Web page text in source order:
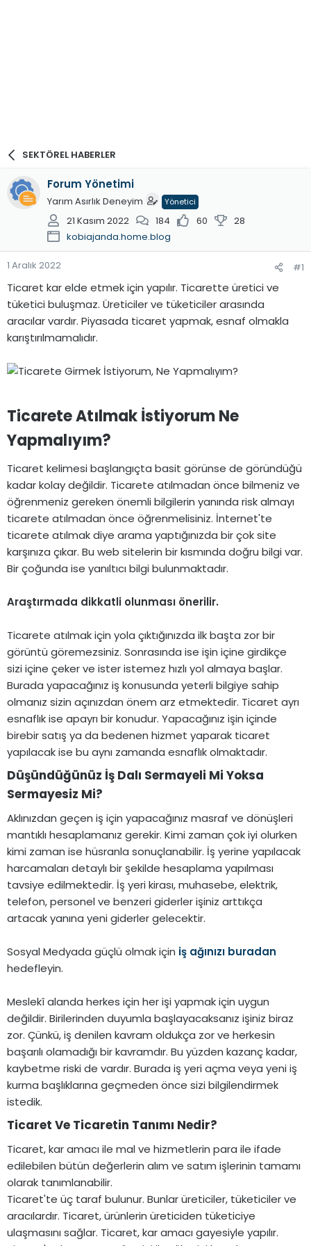
SEKTÖREL HABERLER
Forum Yönetimi
Yarım Asırlık Deneyim Yönetici
21 Kasım 2022 184 60
28
kobiajanda.home.blog
1 Aralık 2022 #1
Ticaret kar elde etmek için yapılır. Ticarette üretici ve
tüketici buluşmaz. Üreticiler ve tüketiciler arasında
aracılar vardır. Piyasada ticaret yapmak, esnaf olmakla
karıştırılmamalıdır.
Ticarete Atılmak İstiyorum Ne
Yapmalıyım?​
Ticaret kelimesi başlangıçta basit görünse de göründüğü
kadar kolay değildir. Ticarete atılmadan önce bilmeniz ve
öğrenmeniz gereken önemli bilgilerin yanında risk almayı
ticarete atılmadan önce öğrenmelisiniz. İnternet'te
ticarete atılmak diye arama yaptığınızda bir çok site
karşınıza çıkar. Bu web sitelerin bir kısmında doğru bilgi var.
Bir çoğunda ise yanıltıcı bilgi bulunmaktadır.
Araştırmada dikkatli olunması önerilir.
Ticarete atılmak için yola çıktığınızda ilk başta zor bir
görüntü göremezsiniz. Sonrasında ise işin içine girdikçe
sizi içine çeker ve ister istemez hızlı yol almaya başlar.
Burada yapacağınız iş konusunda yeterli bilgiye sahip
olmanız sizin açınızdan önem arz etmektedir. Ticaret ayrı
esnaflık ise apayrı bir konudur. Yapacağınız işin içinde
birebir satış ya da bedenen hizmet yaparak ticaret
yapılacak ise bu aynı zamanda esnaflık olmaktadır.
Düşündüğünüz İş Dalı Sermayeli Mi Yoksa
Sermayesiz Mi?​
Aklınızdan geçen iş için yapacağınız masraf ve dönüşleri
mantıklı hesaplamanız gerekir. Kimi zaman çok iyi olurken
kimi zaman ise hüsranla sonuçlanabilir. İş yerine yapılacak
harcamaları detaylı bir şekilde hesaplama yapılması
tavsiye edilmektedir. İş yeri kirası, muhasebe, elektrik,
telefon, personel ve benzeri giderler işiniz arttıkça
artacak yanına yeni giderler gelecektir.
Sosyal Medyada güçlü olmak için iş ağınızı buradan
hedefleyin.
Meslekî alanda herkes için her işi yapmak için uygun
değildir. Birilerinden duyumla başlayacaksanız işiniz biraz
zor. Çünkü, iş denilen kavram oldukça zor ve herkesin
başarılı olamadığı bir kavramdır. Bu yüzden kazanç kadar,
kaybetme riski de vardır. Burada iş yeri açma veya yeni iş
kurma başlıklarına geçmeden önce sizi bilgilendirmek
istedik.
Ticaret Ve Ticaretin Tanımı Nedir?​
Ticaret, kar amacı ile mal ve hizmetlerin para ile ifade
edilebilen bütün değerlerin alım ve satım işlerinin tamamı
olarak tanımlanabilir.
Ticaret'te üç taraf bulunur. Bunlar üreticiler, tüketiciler ve
aracılardır. Ticaret, ürünlerin üreticiden tüketiciye
ulaşmasını sağlar. Ticaret, kar amacı gayesiyle yapılır.